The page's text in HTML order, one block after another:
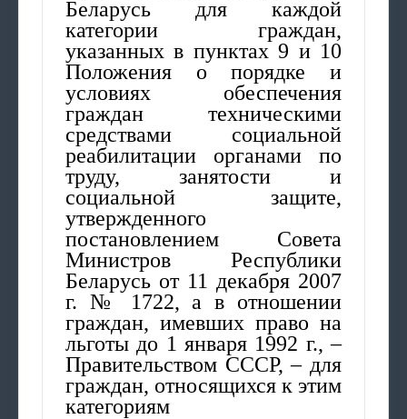
Беларусь для каждой
категории граждан,
указанных в пунктах 9 и 10
Положения о порядке и
условиях обеспечения
граждан техническими
средствами социальной
реабилитации органами по
труду, занятости и
социальной защите,
утвержденного
постановлением Совета
Министров Республики
Беларусь от 11 декабря 2007
г. № 1722, а в отношении
граждан, имевших право на
льготы до 1 января 1992 г., –
Правительством СССР, – для
граждан, относящихся к этим
категориям